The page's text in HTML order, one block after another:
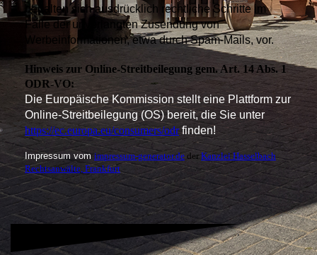
behalten sich ausdrücklich rechtliche Schritte im
Falle der unverlangten Zusendung von
Werbeinformationen, etwa durch Spam-Mails, vor.
Hinweis zur Online-Streitbeilegung gem. Art. 14 Abs. 1
ODR-VO:
Die Europäische Kommission stellt eine Plattform zur
Online-Streitbeilegung (OS) bereit, die Sie unter
https://ec.europa.eu/consumers/odr finden!
Impressum vom impressum-generator.de der Kanzlei Hasselbach
Rechtsanwälte, Frankfurt